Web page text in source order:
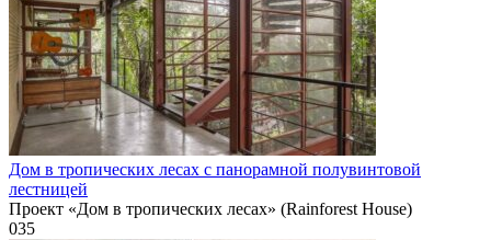
Дом в тропических лесах с панорамной полувинтовой
лестницей
Проект «Дом в тропических лесах» (Rainforest House)
035